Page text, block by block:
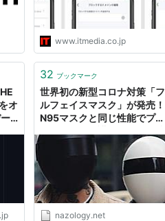
www.itmedia.co.jp
オ
を
で
32 ブックマーク
世界初の新型コロナ対策「フ
ルフェイスマスク」が発売！
N95マスクと同じ性能でプラ
nazology.net